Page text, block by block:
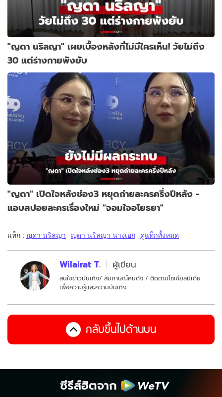
"ญดา นริลญา" เผยเบื้องหลังที่ไม่มีใครเห็น! วัยไม่ถึง
30 แต่ร่างกายพังยับ
"ญดา" เปิดใจหลังช่อง3 หยุดถ่ายละครครึ่งปีหลัง -
แอบสปอยละครเรื่องใหม่ "จอมใจอโยธยา"
แท็ก : ญดา นริลญา ญดา นริลญา นางเอก ดูแท็กทั้งหมด
Wilairat T. ผู้เขียน
สนใจข่าวบันเทิง/ สัมภาษณ์คนดัง / ติดตามโซเชียลมีเดีย
เพื่อความรู้และความบันเทิง
กลับขึ้นไปด้านบน
ซีรีส์ฮิตจาก